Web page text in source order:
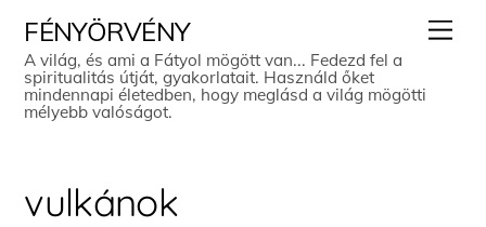
content
FÉNYÖRVÉNY
A világ, és ami a Fátyol mögött van... Fedezd fel a
spiritualitás útját, gyakorlatait. Használd őket
mindennapi életedben, hogy meglásd a világ mögötti
mélyebb valóságot.
vulkánok